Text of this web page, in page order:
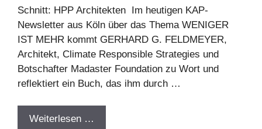
Schnitt: HPP Architekten Im heutigen KAP-
Newsletter aus Köln über das Thema WENIGER
IST MEHR kommt GERHARD G. FELDMEYER,
Architekt, Climate Responsible Strategies und
Botschafter Madaster Foundation zu Wort und
reflektiert ein Buch, das ihm durch …
Weiterlesen …